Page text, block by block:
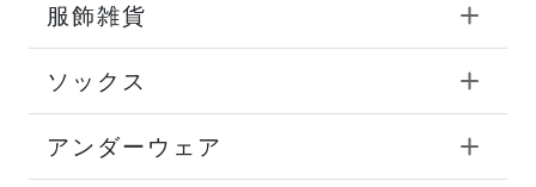
服飾雑貨
ソックス
アンダーウェア